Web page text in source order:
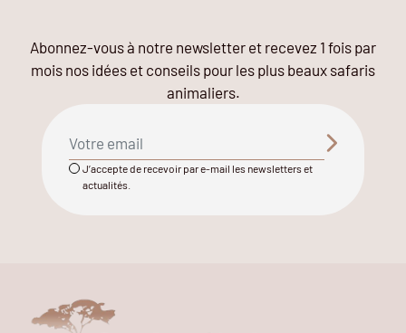
Abonnez-vous à notre newsletter et recevez 1 fois par
mois nos idées et conseils pour les plus beaux safaris
animaliers.
J’accepte de recevoir par e-mail les newsletters et
actualités.